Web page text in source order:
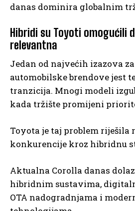
danas dominira globalnim
Hibridi su Toyoti omogućili
relevantna
Jedan od najvećih izazova
automobilske brendove jest
tranzicija. Mnogi modeli
kada tržište promijeni
Toyota je taj problem riješila
konkurencije kroz hibridnu
Aktualna Corolla danas
hibridnim sustavima,
OTA nadogradnjama i